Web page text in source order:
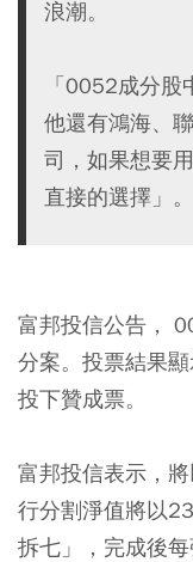
浪潮。
「0052成分
他還有鴻海、
司，如果想要
直接的選擇」。
富邦投信公告，
分案。投票結果
投下贊成票。
富邦投信表示，
行分割淨值將以
拆七」，完成後